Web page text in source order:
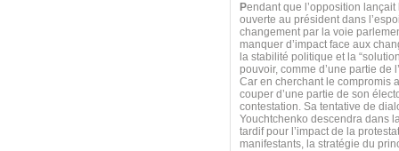
Pendant que l’opposition
ouverte au président dans
changement par la voie
manquer d’impact face aux
la stabilité politique et la
pouvoir, comme d’une partie de
Car en cherchant le compromis
couper d’une partie de son
contestation. Sa tentative de
Youchtchenko descendra dans
tardif pour l’impact de la
manifestants, la stratégie du